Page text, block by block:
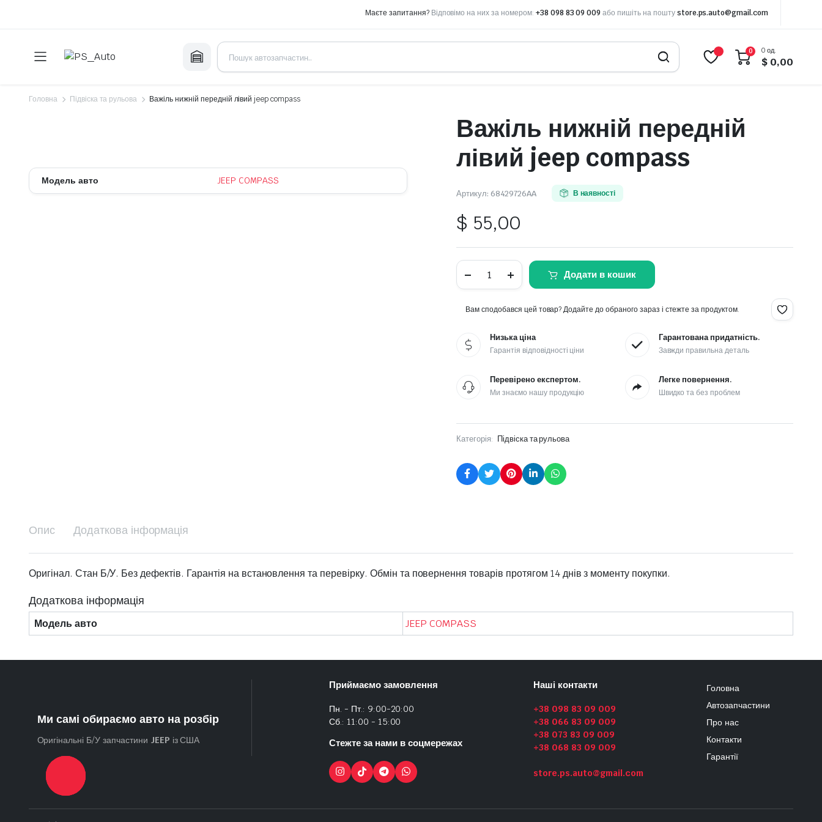
Маєте запитання? Відповімо на них за номером: +38 098 83 09 009 або пишіть на пошту store.ps.auto@gmail.com
0 0 од.
$ 0,00
Головна Підвіска та рульова Важіль нижній передній лівий jeep compass
Модель авто JEEP COMPASS
Важіль нижній передній
лівий jeep compass
Артикул: 68429726AA В наявності
$ 55,00
нижній
jeep
Додати в кошик
Вам сподобався цей товар? Додайте до обраного зараз і стежте за продуктом.
Низька ціна
Гарантія відповідності ціни
Гарантована придатність.
Завжди правильна деталь
Перевірено експертом.
Ми знаємо нашу продукцію
Легке повернення.
Швидко та без проблем
Категорія: Підвіска та рульова
Опис Додаткова інформація
Оригінал. Стан Б/У. Без дефектів. Гарантія на встановлення та перевірку. Обмін та повернення товарів протягом 14 днів з моменту покупки.
Додаткова інформація
Модель авто JEEP COMPASS
Ми самі обираємо авто на розбір
Оригінальні Б/У запчастини JEEP із США
Приймаємо замовлення
Пн. - Пт.: 9:00-20:00
Сб.: 11:00 - 15:00
Стежте за нами в соцмережах
Наші контакти
+38 098 83 09 009
+38 066 83 09 009
+38 073 83 09 009
+38 068 83 09 009
store.ps.auto@gmail.com
Головна
Автозапчастини
Про нас
Контакти
Гарантії